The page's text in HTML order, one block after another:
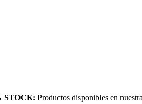
STOCK: Productos disponibles en